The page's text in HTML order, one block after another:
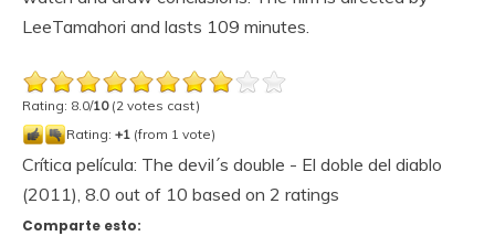
LeeTamahori and lasts 109 minutes.
Rating: 8.0/10(2 votes cast)
Rating: +1 (from 1 vote)
Crítica película: The devil´s double - El doble del diablo
(2011), 8.0 out of 10 based on 2 ratings
Comparte esto: